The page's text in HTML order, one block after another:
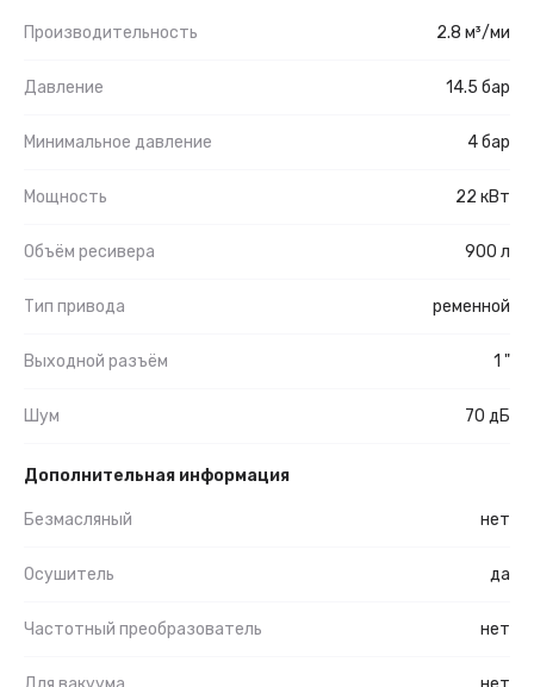
Производительность 2.8 м³/ми
Давление 14.5 бар
Минимальное давление 4 бар
Мощность 22 кВт
Объём ресивера 900 л
Тип привода ременной
Выходной разъём 1 "
Шум 70 дБ
Дополнительная информация
Безмасляный нет
Осушитель да
Частотный преобразователь нет